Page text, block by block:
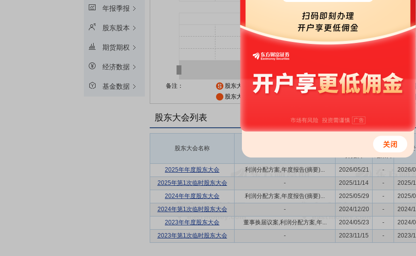
年报季报
股东股本
期货期权
经济数据
基金数据 备注： 股东大会公告日 股东大会召开日
股东大会公告日前一交易日
股东大会列表
股东大会名称
召开时间
股权
2025年年度股东大会 利润分配方案,年度报告(摘要)... 2026/05/21 - 2026/
2025年第1次临时股东大会
- 2025/11/14 - 2025/
2024年年度股东大会
利润分配方案,年度报告(摘要)... 2025/05/29 - 2025/
2024年第1次临时股东大会
- 2024/12/20 - 2024/
2023年年度股东大会
董事换届议案,利润分配方案,年... 2024/05/23 - 2024/
2023年第1次临时股东大会
- 2023/11/15 - 2023/